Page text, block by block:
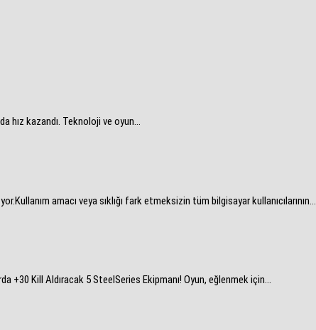
hız kazandı. Teknoloji ve oyun...
amacı veya sıklığı fark etmeksizin tüm bilgisayar kullanıcılarının...
+30 Kill Aldıracak 5 SteelSeries Ekipmanı! Oyun, eğlenmek için...